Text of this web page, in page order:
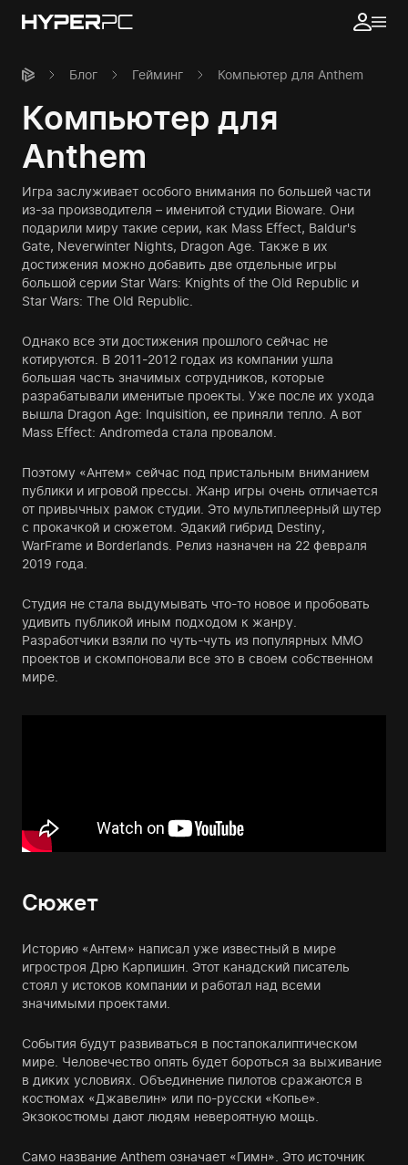
Блог Гейминг Компьютер для Anthem
Компьютер для
Anthem
Игра заслуживает особого внимания по большей части
из-за производителя – именитой студии Bioware. Они
подарили миру такие серии, как Mass Effect, Baldur's
Gate, Neverwinter Nights, Dragon Age. Также в их
достижения можно добавить две отдельные игры
большой серии Star Wars: Knights of the Old Republic и
Star Wars: The Old Republic.
Однако все эти достижения прошлого сейчас не
котируются. В 2011-2012 годах из компании ушла
большая часть значимых сотрудников, которые
разрабатывали именитые проекты. Уже после их ухода
вышла Dragon Age: Inquisition, ее приняли тепло. А вот
Mass Effect: Andromeda стала провалом.
Поэтому «Антем» сейчас под пристальным вниманием
публики и игровой прессы. Жанр игры очень отличается
от привычных рамок студии. Это мультиплеерный шутер
с прокачкой и сюжетом. Эдакий гибрид Destiny,
WarFrame и Borderlands. Релиз назначен на 22 февраля
2019 года.
Студия не стала выдумывать что-то новое и пробовать
удивить публикой иным подходом к жанру.
Разработчики взяли по чуть-чуть из популярных MMO
проектов и скомпоновали все это в своем собственном
мире.
Сюжет
Историю «Антем» написал уже известный в мире
игростроя Дрю Карпишин. Этот канадский писатель
стоял у истоков компании и работал над всеми
значимыми проектами.
События будут развиваться в постапокалиптическом
мире. Человечество опять будет бороться за выживание
в диких условиях. Объединение пилотов сражаются в
костюмах «Джавелин» или по-русски «Копье».
Экзокостюмы дают людям невероятную мощь.
Само название Anthem означает «Гимн». Это источник